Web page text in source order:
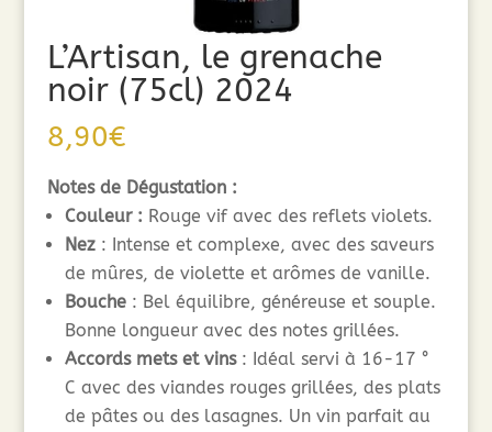
L’Artisan, le grenache
noir (75cl) 2024
8,90€
Notes de Dégustation :
Couleur : Rouge vif avec des reflets violets.
Nez: Intense et complexe, avec des saveurs
de mûres, de violette et arômes de vanille.
Bouche: Bel équilibre, généreuse et souple.
Bonne longueur avec des notes grillées.
Accords mets et vins: Idéal servi à 16-17 °
C avec des viandes rouges grillées, des plats
de pâtes ou des lasagnes. Un vin parfait au